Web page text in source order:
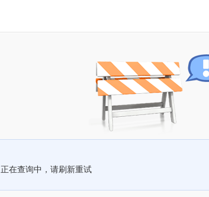
正在查询中，请刷新重试